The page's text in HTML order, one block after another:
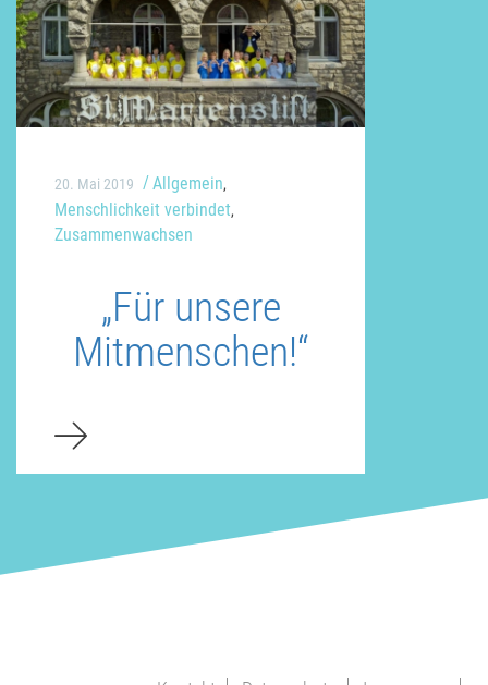
20. Mai 2019 Allgemein,
Menschlichkeit verbindet,
Zusammenwachsen
„Für unsere
Mitmenschen!“